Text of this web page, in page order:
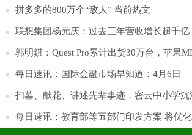
不见|环球微头条
拼多多的800万个“敌人”|当前热文
联想集团杨元庆：过去三年营收增长超千
郭明錤：Quest Pro累计出货30万台，苹果
馈存疑
每日速讯：国际金融市场早知道：4月6日
扫墓、献花、讲述先辈事迹，密云中小学
每日速讯：教育部等五部门印发方案 将优